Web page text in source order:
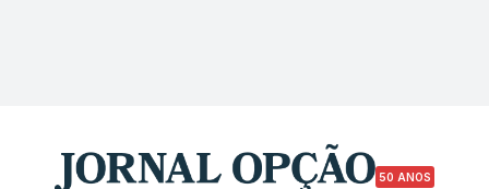
50 ANOS